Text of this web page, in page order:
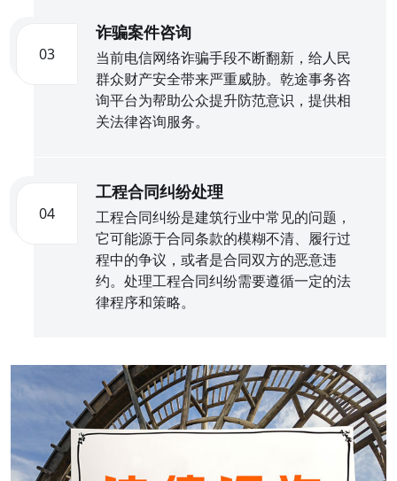
03
诈骗案件咨询
当前电信网络诈骗手段不断翻新，给人民
群众财产安全带来严重威胁。乾途事务咨
询平台为帮助公众提升防范意识，提供相
关法律咨询服务。
04
工程合同纠纷处理
工程合同纠纷是建筑行业中常见的问题，
它可能源于合同条款的模糊不清、履行过
程中的争议，或者是合同双方的恶意违
约。处理工程合同纠纷需要遵循一定的法
律程序和策略。